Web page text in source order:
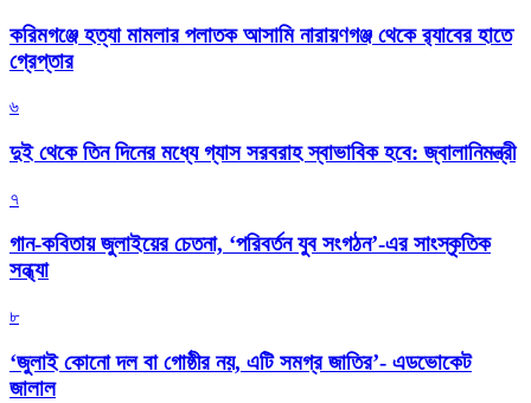
করিমগঞ্জে হত্যা মামলার পলাতক আসামি নারায়ণগঞ্জ থেকে র‌্যাবের হাতে
গ্রেপ্তার
৬
দুই থেকে তিন দিনের মধ্যে গ্যাস সরবরাহ স্বাভাবিক হবে: জ্বালানিমন্ত্রী
৭
গান-কবিতায় জুলাইয়ের চেতনা, ‘পরিবর্তন যুব সংগঠন’-এর সাংস্কৃতিক
সন্ধ্যা
৮
‘জুলাই কোনো দল বা গোষ্ঠীর নয়, এটি সমগ্র জাতির’- এডভোকেট
জালাল